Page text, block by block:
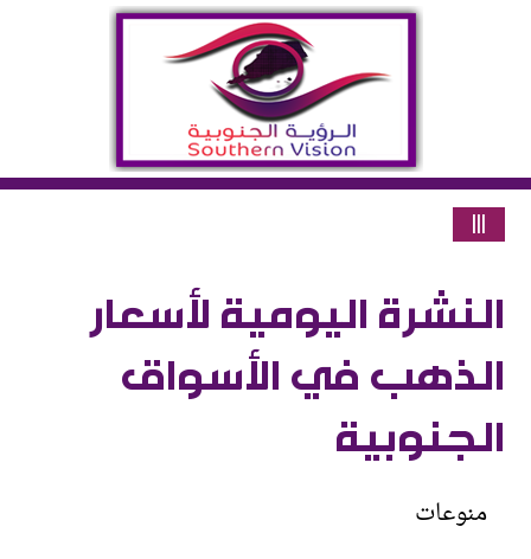
النشرة اليومية لأسعار
الذهب في الأسواق
الجنوبية
منوعات